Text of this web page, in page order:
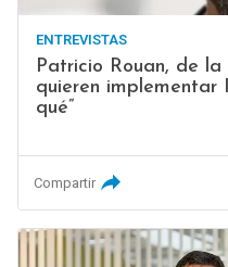
ENTREVISTAS
Patricio Rouan, de la
quieren implementar
qué”
Compartir